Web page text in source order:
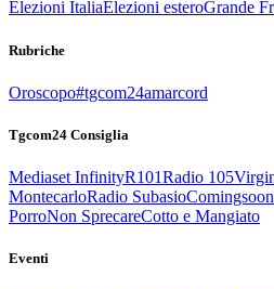
Elezioni ItaliaElezioni esteroGrande
Rubriche
Oroscopo#tgcom24amarcord
Tgcom24 Consiglia
Mediaset InfinityR101Radio 105
MontecarloRadio SubasioComingsoon
PorroNon SprecareCotto e Mangiato
Eventi